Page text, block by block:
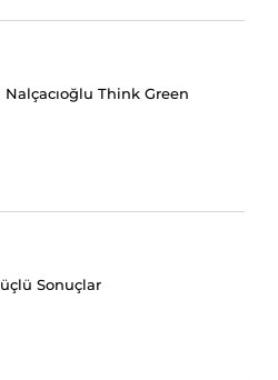
Think Green
Sonuçlar